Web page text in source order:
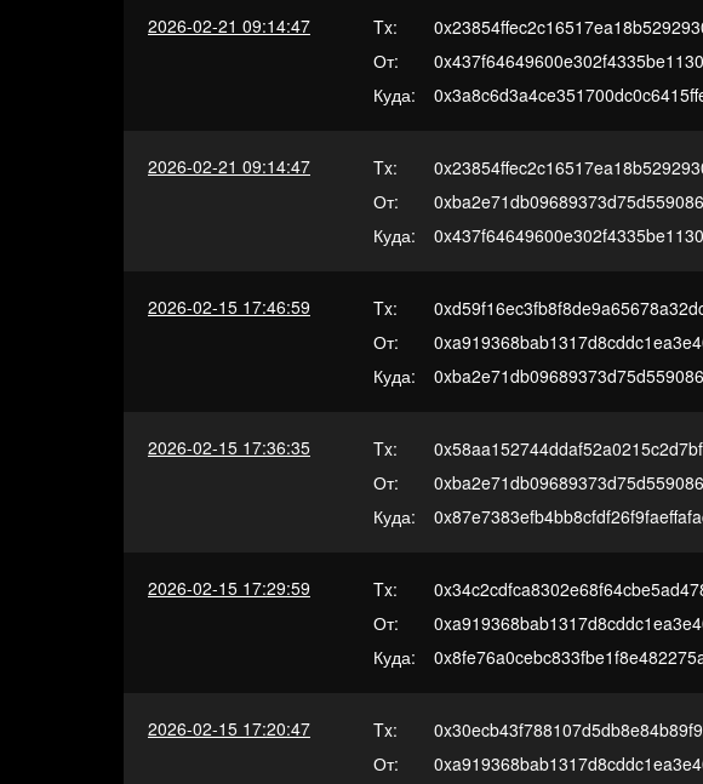
2026-02-21 09:14:47 Tx:
От:
Куда:
2026-02-21 09:14:47 Tx:
От:
Куда:
2026-02-15 17:46:59 Tx:
От:
Куда:
2026-02-15 17:36:35 Tx:
От:
Куда:
2026-02-15 17:29:59 Tx:
От:
Куда:
2026-02-15 17:20:47 Tx:
От: